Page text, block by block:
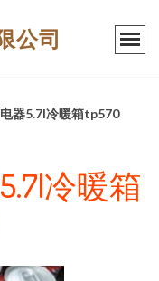
公司
器5.7l冷暖箱tp570
冷暖箱